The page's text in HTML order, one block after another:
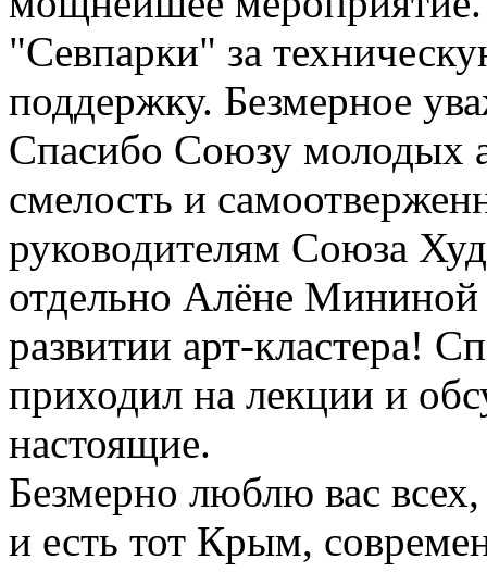
"Севпарки" за
поддержку. Безмерное
Спасибо Союзу молодых
смелость и
руководителям Союза
отдельно Алёне Мининой
развитии арт-кластера!
приходил на лекции и
настоящие.
Безмерно люблю вас
и есть тот Крым,